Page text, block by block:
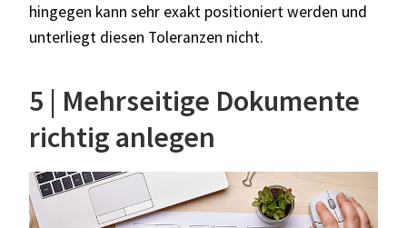
hingegen kann sehr exakt positioniert werden und
unterliegt diesen Toleranzen nicht.
5 | Mehrseitige Dokumente
richtig anlegen